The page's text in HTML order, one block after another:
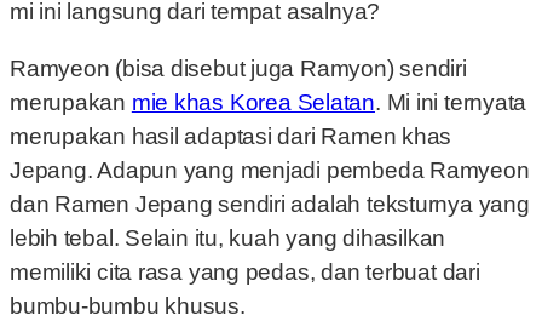
mi ini langsung dari tempat asalnya?
Ramyeon (bisa disebut juga Ramyon) sendiri
merupakan mie khas Korea Selatan. Mi ini ternyata
merupakan hasil adaptasi dari Ramen khas
Jepang. Adapun yang menjadi pembeda Ramyeon
dan Ramen Jepang sendiri adalah teksturnya yang
lebih tebal. Selain itu, kuah yang dihasilkan
memiliki cita rasa yang pedas, dan terbuat dari
bumbu-bumbu khusus.